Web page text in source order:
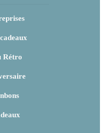
Rétro